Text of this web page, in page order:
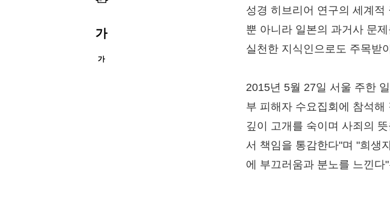
가
가
성경 히브리어 연구의 세계
뿐 아니라 일본의 과거사 문
실천한 지식인으로도 주목받
2015년 5월 27일 서울 주한
부 피해자 수요집회에 참석해
깊이 고개를 숙이며 사죄의
서 책임을 통감한다"며 "희생
에 부끄러움과 분노를 느낀